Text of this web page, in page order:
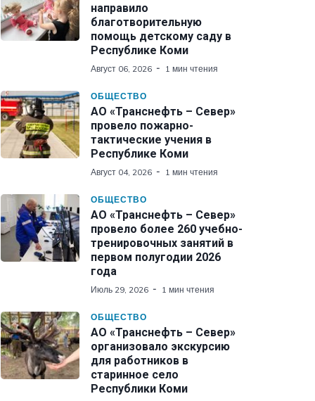
направило
благотворительную
помощь детскому саду в
Республике Коми
Август 06, 2026 1 мин чтения
ОБЩЕСТВО
АО «Транснефть – Север»
провело пожарно-
тактические учения в
Республике Коми
Август 04, 2026 1 мин чтения
ОБЩЕСТВО
АО «Транснефть – Север»
провело более 260 учебно-
тренировочных занятий в
первом полугодии 2026
года
Июль 29, 2026 1 мин чтения
ОБЩЕСТВО
АО «Транснефть – Север»
организовало экскурсию
для работников в
старинное село
Республики Коми